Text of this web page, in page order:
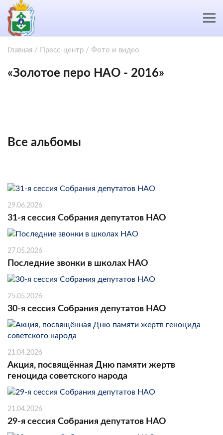
Главная / Пресс-центр / Фото и видео
«Золотое перо НАО - 2016»
Все альбомы
29.06.2026
31-я сессия Собрания депутатов НАО
27.05.2026
Последние звонки в школах НАО
25.05.2026
30-я сессия Собрания депутатов НАО
21.04.2026
Акция, посвящённая Дню памяти жертв
геноцида советского народа
21.04.2026
29-я сессия Собрания депутатов НАО